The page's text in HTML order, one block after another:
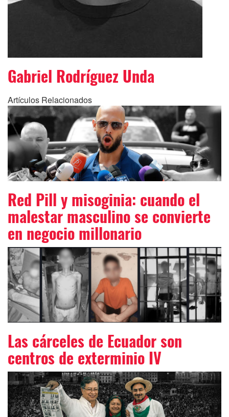
Gabriel Rodríguez Unda
Artículos Relacionados
Red Pill y misoginia: cuando el
malestar masculino se convierte
en negocio millonario
Las cárceles de Ecuador son
centros de exterminio IV